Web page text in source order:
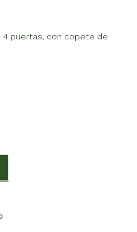
4 puertas, con copete de